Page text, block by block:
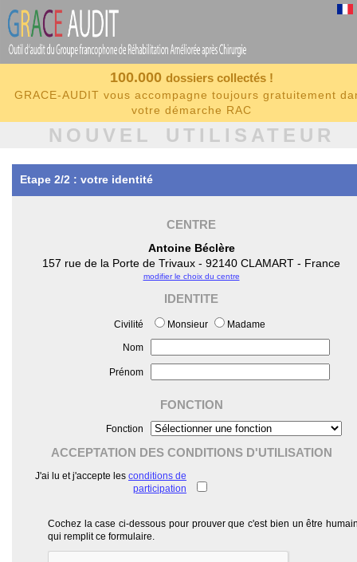
100.000 dossiers collectés !
GRACE-AUDIT vous accompagne toujours gratuitement
votre démarche RAC
NOUVEL UTILISATEUR
Etape 2/2 : votre identité
CENTRE
Antoine Béclère
157 rue de la Porte de Trivaux - 92140 CLAMART - France
modifier le choix du centre
IDENTITE
Civilité Monsieur Madame
Nom
Prénom
FONCTION
Fonction
ACCEPTATION DES CONDITIONS D'UTILISATION
J'ai lu et j'accepte les conditions de
participation
Cochez la case ci-dessous pour prouver que c'est bien un être
qui remplit ce formulaire.